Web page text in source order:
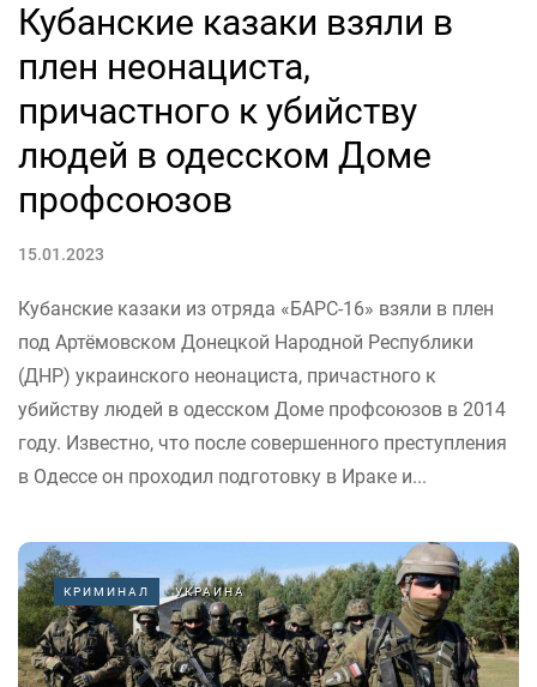
Кубанские казаки взяли в
плен неонациста,
причастного к убийству
людей в одесском Доме
профсоюзов
15.01.2023
Кубанские казаки из отряда «БАРС-16» взяли в плен
под Артёмовском Донецкой Народной Республики
(ДНР) украинского неонациста, причастного к
убийству людей в одесском Доме профсоюзов в 2014
году. Известно, что после совершенного преступления
в Одессе он проходил подготовку в Ираке и...
КРИМИНАЛ УКРАИНА